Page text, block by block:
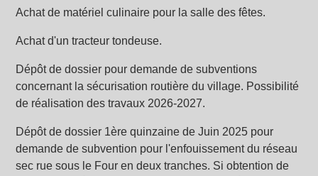
Achat de matériel culinaire pour la salle des fêtes.
Achat d'un tracteur tondeuse.
Dépôt de dossier pour demande de subventions
concernant la sécurisation routière du village. Possibilité
de réalisation des travaux 2026-2027.
Dépôt de dossier 1ère quinzaine de Juin 2025 pour
demande de subvention pour l'enfouissement du réseau
sec rue sous le Four en deux tranches. Si obtention de